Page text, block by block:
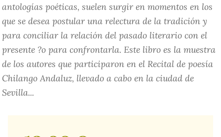
antologías poéticas, suelen surgir en momentos en los
que se desea postular una relectura de la tradición y
para conciliar la relación del pasado literario con el
presente ?o para confrontarla. Este libro es la muestra
de los autores que participaron en el Recital de poesía
Chilango Andaluz, llevado a cabo en la ciudad de
Sevilla...